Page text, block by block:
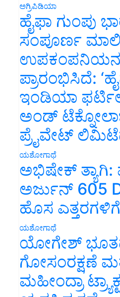
ಅಗ್ರಿಪಿಡಿಯಾ
ಹೈಫಾ ಗುಂಪು
ಸಂಪೂರ್ಣ
ಪ್ರಾರಂಭಿಸಿದೆ:
ಇಂಡಿಯಾ
ಅಂಡ್
ಪ್ರೈವೇಟ್
ಯಶೋಗಾಥೆ
ಅಭಿಷೇಕ್ ತ್ಯಾಗಿ:
ಅರ್ಜುನ್ 605
ಹೊಸ ಎತ್ತರಗಳಿಗೆ
ಯಶೋಗಾಥೆ
ಯೋಗೇಶ್
ಗೋಸಂರಕ್ಷಣೆ
ಮಹೀಂದ್ರಾ